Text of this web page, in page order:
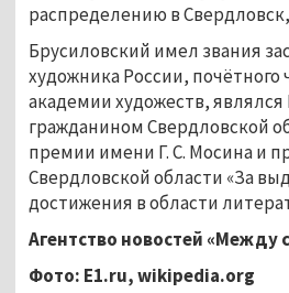
распределению в
Брусиловский имел звания
художника России, почётного
академии художеств,
гражданином Свердловской
премии имени Г. С. Мосина и
Свердловской области «За
достижения в области
Агентство новостей «Между
Фото: E1.ru,wikipedia.org